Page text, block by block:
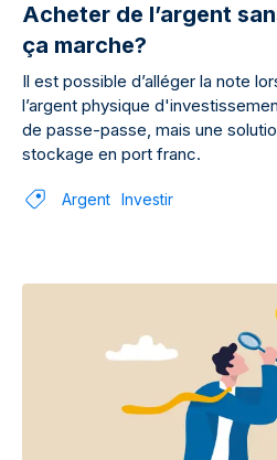
Acheter de l’argent
ça marche?
Il est possible d’alléger la note
l’argent physique
de passe-passe, mais une
stockage en port franc.
Argent Investir